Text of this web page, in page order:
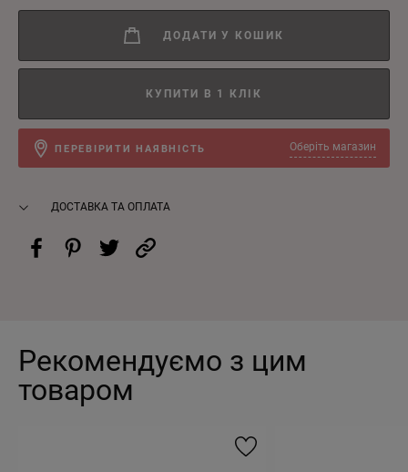
ДОДАТИ У КОШИК
КУПИТИ В 1 КЛІК
ПЕРЕВІРИТИ НАЯВНІСТЬ Оберіть магазин
ДОСТАВКА ТА ОПЛАТА
Рекомендуємо з цим
товаром